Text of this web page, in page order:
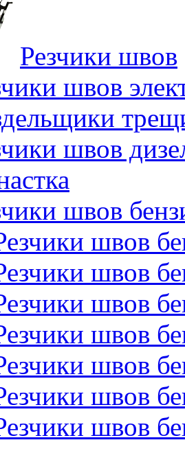
Резчики швов
швов
швов
швов
швов
швов
швов
швов
швов
швов
швов